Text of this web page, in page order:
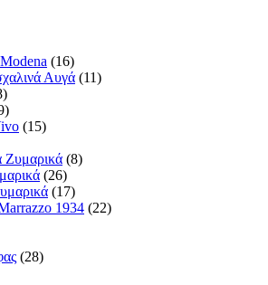
(16)
Αυγά (11)
(15)
Ζυμαρικά (8)
(26)
(17)
1934 (22)
(28)